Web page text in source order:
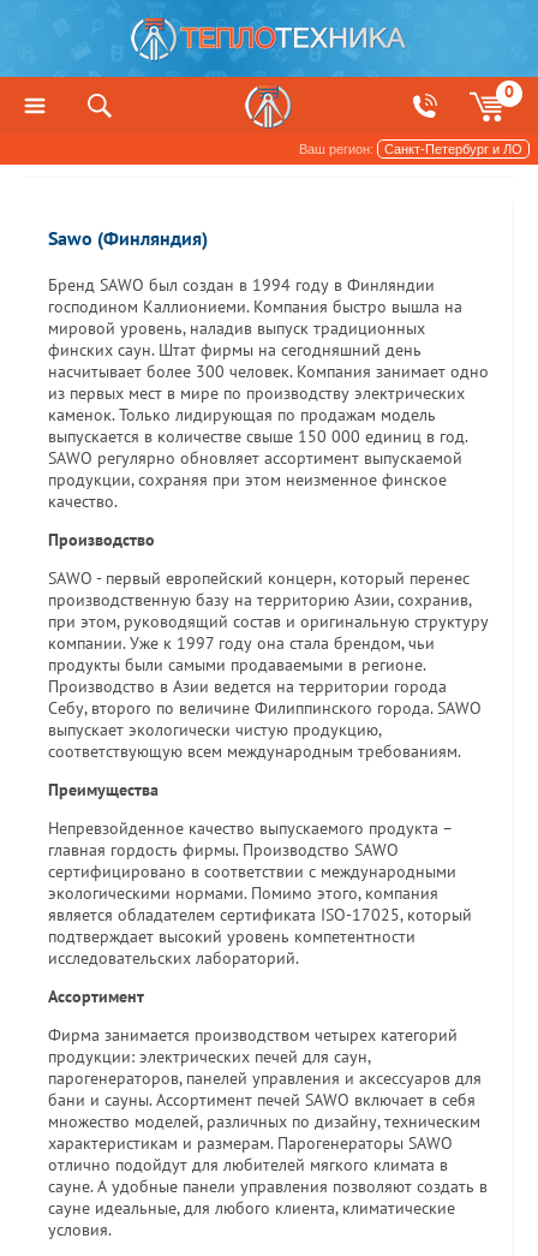
0
Ваш регион: Санкт-Петербург и ЛО
Sawo (Финляндия)
Бренд SAWO был создан в 1994 году в Финляндии
господином Каллиониеми. Компания быстро вышла на
мировой уровень, наладив выпуск традиционных
финских саун. Штат фирмы на сегодняшний день
насчитывает более 300 человек. Компания занимает одно
из первых мест в мире по производству электрических
каменок. Только лидирующая по продажам модель
выпускается в количестве свыше 150 000 единиц в год.
SAWO регулярно обновляет ассортимент выпускаемой
продукции, сохраняя при этом неизменное финское
качество.
Производство
SAWO - первый европейский концерн, который перенес
производственную базу на территорию Азии, сохранив,
при этом, руководящий состав и оригинальную структуру
компании. Уже к 1997 году она стала брендом, чьи
продукты были самыми продаваемыми в регионе.
Производство в Азии ведется на территории города
Себу, второго по величине Филиппинского города. SAWO
выпускает экологически чистую продукцию,
соответствующую всем международным требованиям.
Преимущества
Непревзойденное качество выпускаемого продукта –
главная гордость фирмы. Производство SAWO
сертифицировано в соответствии с международными
экологическими нормами. Помимо этого, компания
является обладателем сертификата ISO-17025, который
подтверждает высокий уровень компетентности
исследовательских лабораторий.
Ассортимент
Фирма занимается производством четырех категорий
продукции: электрических печей для саун,
парогенераторов, панелей управления и аксессуаров для
бани и сауны. Ассортимент печей SAWO включает в себя
множество моделей, различных по дизайну, техническим
характеристикам и размерам. Парогенераторы SAWO
отлично подойдут для любителей мягкого климата в
сауне. А удобные панели управления позволяют создать в
сауне идеальные, для любого клиента, климатические
условия.